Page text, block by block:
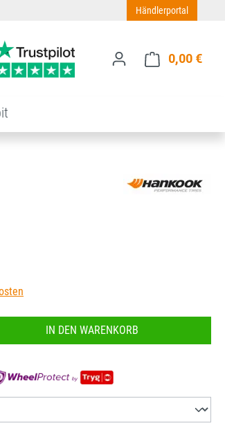
Händlerportal
0,00 €
gewünschten Wert ein oder
IN DEN WARENKORB